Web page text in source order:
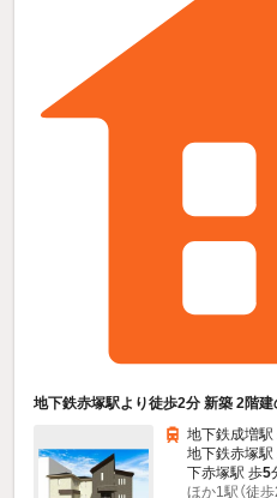
地下鉄赤塚駅より徒歩2分 新築 2階
地下鉄成増駅
地下鉄赤塚駅
下赤塚駅 歩5
ほか1駅（徒歩